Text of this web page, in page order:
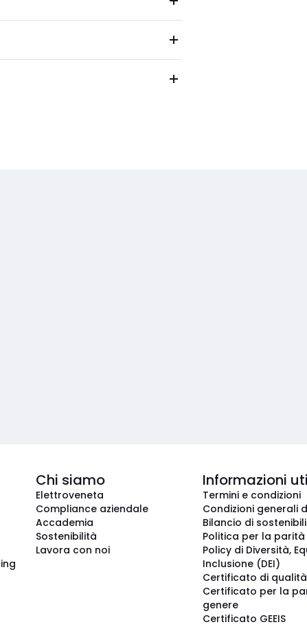
Chi siamo
Elettroveneta
Compliance aziendale
Accademia
Sostenibilità
Lavora con noi
Informazioni
Termini e condizioni
Condizioni generali
Bilancio di
Politica per la
Policy di Diversità,
Inclusione (DEI)
Certificato di qualità
Certificato per la
genere
Certificato GEEIS